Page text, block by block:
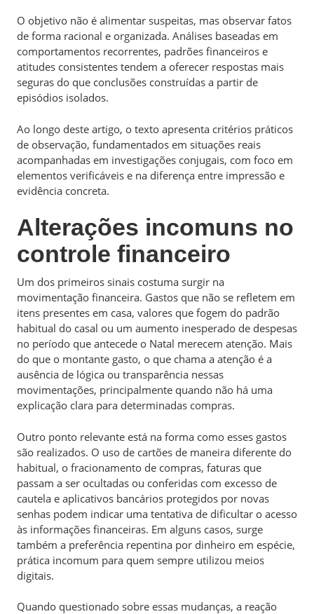
O objetivo não é alimentar suspeitas, mas observar fatos
de forma racional e organizada. Análises baseadas em
comportamentos recorrentes, padrões financeiros e
atitudes consistentes tendem a oferecer respostas mais
seguras do que conclusões construídas a partir de
episódios isolados.
Ao longo deste artigo, o texto apresenta critérios práticos
de observação, fundamentados em situações reais
acompanhadas em investigações conjugais, com foco em
elementos verificáveis e na diferença entre impressão e
evidência concreta.
Alterações incomuns no
controle financeiro
Um dos primeiros sinais costuma surgir na
movimentação financeira. Gastos que não se refletem em
itens presentes em casa, valores que fogem do padrão
habitual do casal ou um aumento inesperado de despesas
no período que antecede o Natal merecem atenção. Mais
do que o montante gasto, o que chama a atenção é a
ausência de lógica ou transparência nessas
movimentações, principalmente quando não há uma
explicação clara para determinadas compras.
Outro ponto relevante está na forma como esses gastos
são realizados. O uso de cartões de maneira diferente do
habitual, o fracionamento de compras, faturas que
passam a ser ocultadas ou conferidas com excesso de
cautela e aplicativos bancários protegidos por novas
senhas podem indicar uma tentativa de dificultar o acesso
às informações financeiras. Em alguns casos, surge
também a preferência repentina por dinheiro em espécie,
prática incomum para quem sempre utilizou meios
digitais.
Quando questionado sobre essas mudanças, a reação